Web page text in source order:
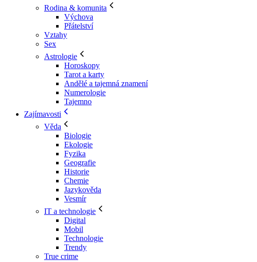
Rodina & komunita
Výchova
Přátelství
Vztahy
Sex
Astrologie
Horoskopy
Tarot a karty
Andělé a tajemná znamení
Numerologie
Tajemno
Zajímavosti
Věda
Biologie
Ekologie
Fyzika
Geografie
Historie
Chemie
Jazykověda
Vesmír
IT a technologie
Digital
Mobil
Technologie
Trendy
True crime